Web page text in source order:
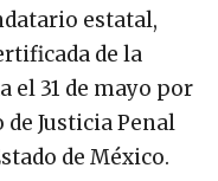
estatal,
de la
el 31 de mayo por
Justicia Penal
de México.